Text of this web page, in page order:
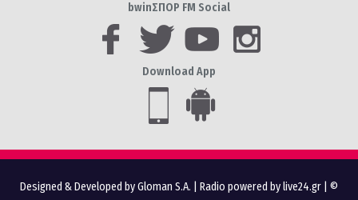
bwinΣΠΟΡ FM Social
Download App
Designed & Developed by Gloman S.A. Radio powered by live24.gr | ©